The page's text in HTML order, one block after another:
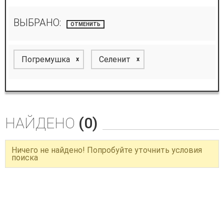
ВЫБРАНО: ОТМЕНИТЬ
Погремушка x Селенит x
НАЙДЕНО (0)
Ничего не найдено! Попробуйте уточнить условия
поиска